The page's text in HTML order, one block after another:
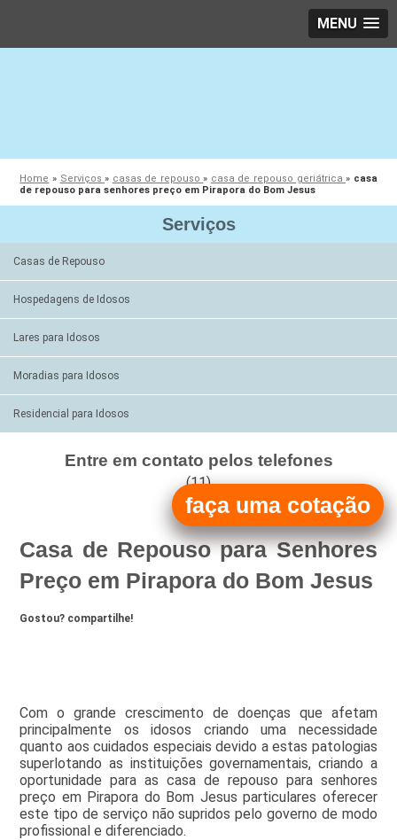
MENU
Home » Serviços» casas de repouso» casa de repouso geriátrica» casa
de repouso para senhores preço em Pirapora do Bom Jesus
Serviços
Casas de Repouso
Hospedagens de Idosos
Lares para Idosos
Moradias para Idosos
Residencial para Idosos
Entre em contato pelos telefones
(11)
(11)
Casa de Repouso para Senhores
Preço em Pirapora do Bom Jesus
Gostou? compartilhe!
Com o grande crescimento de doenças que afetam
principalmente os idosos criando uma necessidade
quanto aos cuidados especiais devido a estas patologias
superlotando as instituições governamentais, criando a
oportunidade para as casa de repouso para senhores
preço em Pirapora do Bom Jesus particulares oferecer
este tipo de serviço não supridos pelo governo de modo
profissional e diferenciado.
faça uma cotação